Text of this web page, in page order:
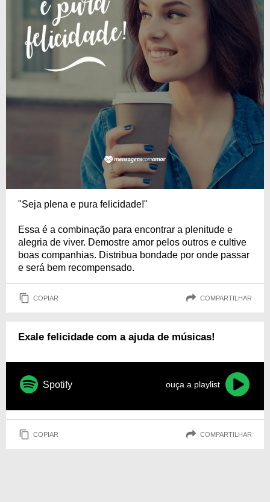
"Seja plena e pura felicidade!"
Essa é a combinação para encontrar a plenitude e
alegria de viver. Demostre amor pelos outros e cultive
boas companhias. Distribua bondade por onde passar
e será bem recompensado.
COPIAR COMPARTILHAR
Exale felicidade com a ajuda de músicas!
Spotify ouça a playlist
COPIAR COMPARTILHAR